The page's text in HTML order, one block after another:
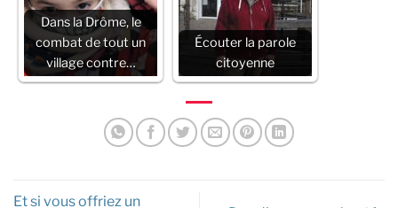
Dans la Drôme, le
combat de tout un
village contre…
Écouter la parole
citoyenne
Et si vous offriez un